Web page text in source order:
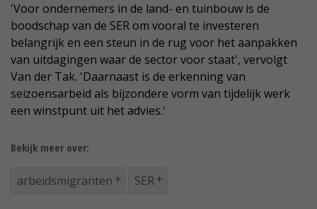
'Voor ondernemers in de land- en tuinbouw is de
boodschap van de SER om vooral te investeren
belangrijk en een steun in de rug voor het aanpakken
van uitdagingen waar de sector voor staat', vervolgt
Van der Tak. 'Daarnaast is de erkenning van
seizoensarbeid als bijzondere vorm van tijdelijk werk
een winstpunt uit het advies.'
Bekijk meer over:
arbeidsmigranten SER